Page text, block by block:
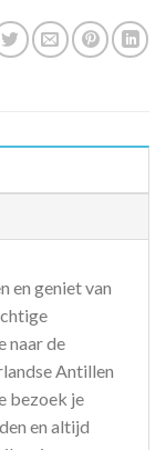
en geniet van
naar de
Antillen
bezoek je
en altijd